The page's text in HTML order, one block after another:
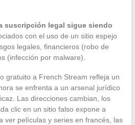
suscripción legal sigue siendo
con el uso de un sitio espejo
legales, financieros (robo de
(infección por malware).
gratuito a French Stream refleja un
se enfrenta a un arsenal jurídico
Las direcciones cambian, los
clic en un sitio falso expone a
ver películas y series en francés, las